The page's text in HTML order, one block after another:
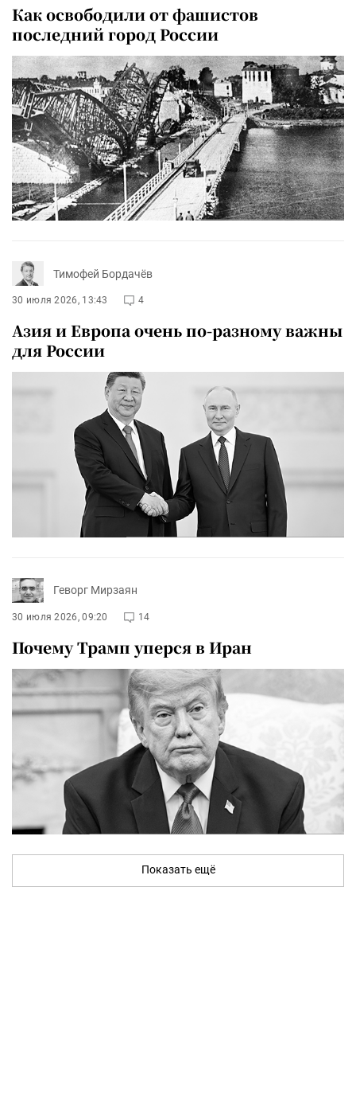
Как освободили от фашистов
последний город России
Тимофей Бордачёв
30 июля 2026, 13:43 4
Азия и Европа очень по-разному важны
для России
Геворг Мирзаян
30 июля 2026, 09:20 14
Почему Трамп уперся в Иран
Показать ещё